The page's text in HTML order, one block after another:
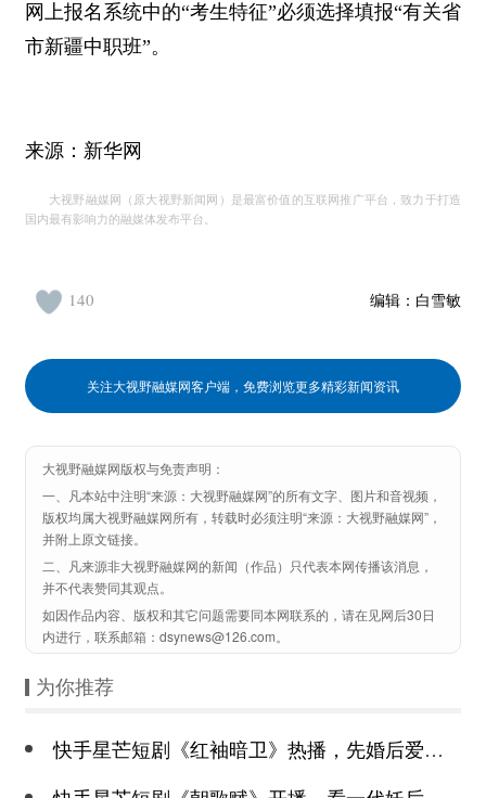
网上报名系统中的“考生特征”必须选择填报“有关省
市新疆中职班”。
来源：新华网
大视野融媒网（原大视野新闻网）是最富价值的互联网推广平台，致力于打造
国内最有影响力的融媒体发布平台。
编辑： 白雪敏
140
关注大视野融媒网客户端，免费浏览更多精彩新闻资讯
大视野融媒网版权与免责声明：
一、凡本站中注明“来源：大视野融媒网”的所有文字、图片和音视频，
版权均属大视野融媒网所有，转载时必须注明“来源：大视野融媒网”，
并附上原文链接。
二、凡来源非大视野融媒网的新闻（作品）只代表本网传播该消息，
并不代表赞同其观点。
如因作品内容、版权和其它问题需要同本网联系的，请在见网后30日
内进行，联系邮箱：dsynews@126.com。
为你推荐
快手星芒短剧《红袖暗卫》热播，先婚后爱诠释别样浪漫